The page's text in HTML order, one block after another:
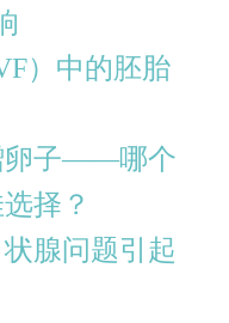
）中的胚胎
卵子——哪个
择？
腺问题引起